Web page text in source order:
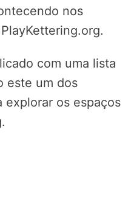
nos
com uma lista
este um dos
explorar os espaços